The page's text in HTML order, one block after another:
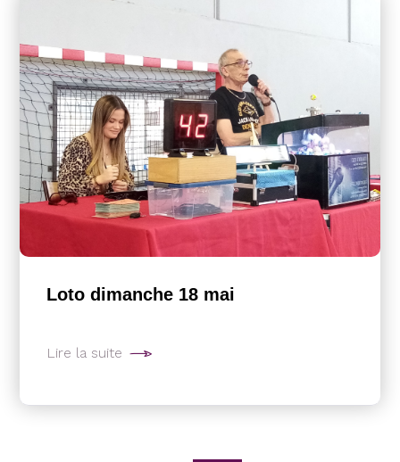
Loto dimanche 18 mai
Lire la suite